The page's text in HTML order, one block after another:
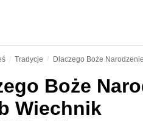
Tradycje Dlaczego Boże
Boże
Wiechnik